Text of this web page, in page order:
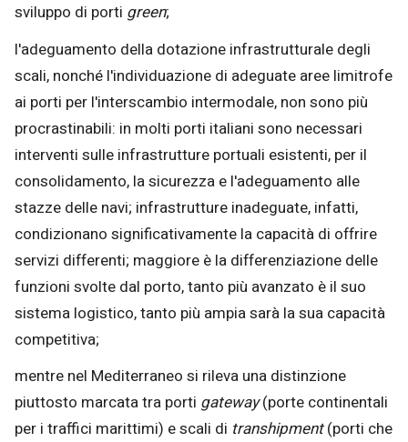
sviluppo di porti green;
l'adeguamento della dotazione infrastrutturale degli
scali, nonché l'individuazione di adeguate aree limitrofe
ai porti per l'interscambio intermodale, non sono più
procrastinabili: in molti porti italiani sono necessari
interventi sulle infrastrutture portuali esistenti, per il
consolidamento, la sicurezza e l'adeguamento alle
stazze delle navi; infrastrutture inadeguate, infatti,
condizionano significativamente la capacità di offrire
servizi differenti; maggiore è la differenziazione delle
funzioni svolte dal porto, tanto più avanzato è il suo
sistema logistico, tanto più ampia sarà la sua capacità
competitiva;
mentre nel Mediterraneo si rileva una distinzione
piuttosto marcata tra porti gateway(porte continentali
per i traffici marittimi) e scali di transhipment(porti che